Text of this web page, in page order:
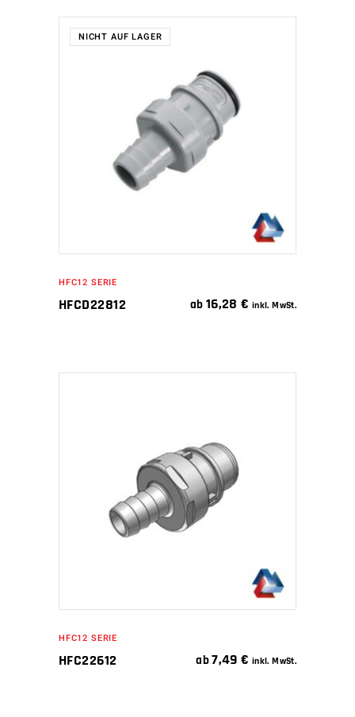
NICHT AUF LAGER
WEITERLESEN
HFC12 SERIE
HFCD22812 ab 16,28€ inkl. MwSt.
IN DEN WARENKORB
HFC12 SERIE
HFC22612 ab7,49€ inkl. MwSt.